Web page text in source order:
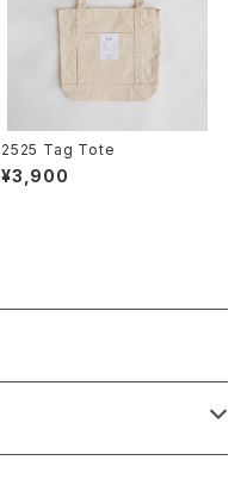
2525 Tag Tote
¥3,900